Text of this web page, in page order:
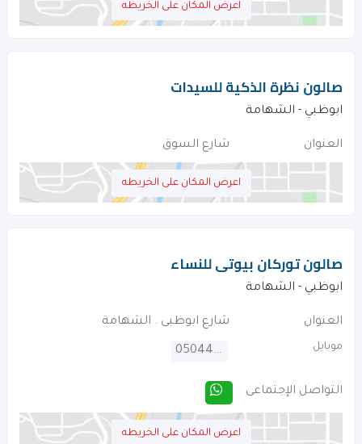
اعرض المكان على الخريطه
صالون نظرة الذكية للسيدات
ابوظبي - الشهامة
العنوان شارع السوق
اعرض المكان على الخريطه
صالون توركان بيوتى للنساء
ابوظبي - الشهامة
العنوان شارع ابوظبى . الشهامة
موبايل 0504405603
التواصل الإجتماعى
اعرض المكان على الخريطه